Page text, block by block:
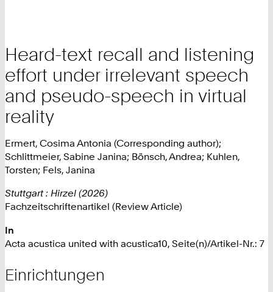
Heard-text recall and listening
effort under irrelevant speech
and pseudo-speech in virtual
reality
Ermert, Cosima Antonia (Corresponding author);
Schlittmeier, Sabine Janina; Bönsch, Andrea; Kuhlen,
Torsten; Fels, Janina
Stuttgart : Hirzel (2026)
Fachzeitschriftenartikel (Review Article)
In
Acta acustica united with acustica10, Seite(n)/Artikel-Nr.: 7
Einrichtungen